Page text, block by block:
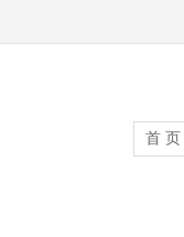
首 页